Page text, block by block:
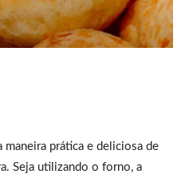
maneira prática e deliciosa de
Seja utilizando o forno, a